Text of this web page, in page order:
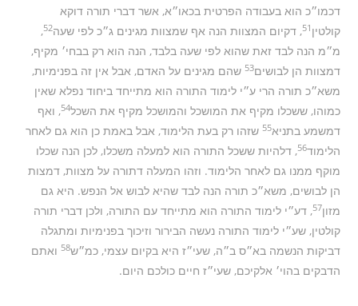
דכמו״כ הוא בעבודה הפרטית בכאו״א, אשר דברי תורה דוקא
קולטין 51, דקיום המצוות הנה אף שמצוות מגינים ג״כ לפי שעה52
,
מ״מ הנה לבד זאת שהוא לפי שעה בלבד, הנה הוא רק בבחי׳ מקיף,
דמצוות הן לבושים53 שהם מגינים על האדם, אבל אין זה בפנימיות,
משא״כ תורה הרי ע״י לימוד התורה הוא מתייחד ביחוד נפלא שאין
כמוהו, ששכלו מקיף את המושכל והמושכל מקיף את השכל54, ואף
דמשמע בתניא55 שזהו רק בעת הלימוד, אבל באמת כן הוא גם לאחר
הלימוד56, דלהיות ששכל התורה הוא למעלה משכלו, לכן הנה שכלו
מוקף ממנו גם לאחר הלימוד. וזהו המעלה דתורה על מצוות, דמצות
הן לבושים, משא״כ תורה הנה לבד שהיא לבוש אל הנפש. היא גם
מזון57, דע״י לימוד התורה הוא מתייחד עם התורה, ולכן דברי תורה
קולטין, שע״י לימוד התורה נעשה הבירור וזיכוך בפנימיות ומתגלה
דביקות הנשמה בא״ס ב״ה, שעי״ז היא בקיום עצמי, כמ״ש58 ואתם
הדבקים בהוי׳ אלקיכם, שעי״ז חיים כולכם היום.